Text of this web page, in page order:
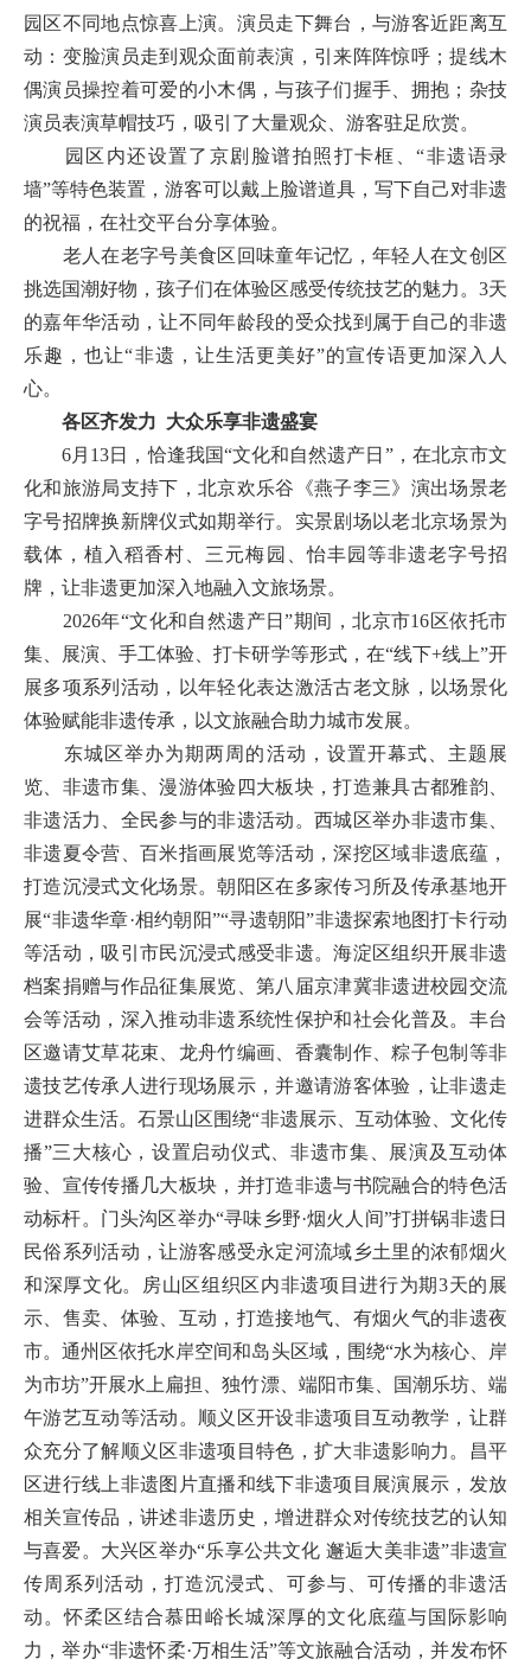
园区不同地点惊喜上演。演员走下舞台，与游客近距离互
动：变脸演员走到观众面前表演，引来阵阵惊呼；提线木
偶演员操控着可爱的小木偶，与孩子们握手、拥抱；杂技
演员表演草帽技巧，吸引了大量观众、游客驻足欣赏。
园区内还设置了京剧脸谱拍照打卡框、“非遗语录
墙”等特色装置，游客可以戴上脸谱道具，写下自己对非遗
的祝福，在社交平台分享体验。
老人在老字号美食区回味童年记忆，年轻人在文创区
挑选国潮好物，孩子们在体验区感受传统技艺的魅力。3天
的嘉年华活动，让不同年龄段的受众找到属于自己的非遗
乐趣，也让“非遗，让生活更美好”的宣传语更加深入人
心。
各区齐发力 大众乐享非遗盛宴
6月13日，恰逢我国“文化和自然遗产日”，在北京市文
化和旅游局支持下，北京欢乐谷《燕子李三》演出场景老
字号招牌换新牌仪式如期举行。实景剧场以老北京场景为
载体，植入稻香村、三元梅园、怡丰园等非遗老字号招
牌，让非遗更加深入地融入文旅场景。
2026年“文化和自然遗产日”期间，北京市16区依托市
集、展演、手工体验、打卡研学等形式，在“线下+线上”开
展多项系列活动，以年轻化表达激活古老文脉，以场景化
体验赋能非遗传承，以文旅融合助力城市发展。
东城区举办为期两周的活动，设置开幕式、主题展
览、非遗市集、漫游体验四大板块，打造兼具古都雅韵、
非遗活力、全民参与的非遗活动。西城区举办非遗市集、
非遗夏令营、百米指画展览等活动，深挖区域非遗底蕴，
打造沉浸式文化场景。朝阳区在多家传习所及传承基地开
展“非遗华章·相约朝阳”“寻遗朝阳”非遗探索地图打卡行动
等活动，吸引市民沉浸式感受非遗。海淀区组织开展非遗
档案捐赠与作品征集展览、第八届京津冀非遗进校园交流
会等活动，深入推动非遗系统性保护和社会化普及。丰台
区邀请艾草花束、龙舟竹编画、香囊制作、粽子包制等非
遗技艺传承人进行现场展示，并邀请游客体验，让非遗走
进群众生活。石景山区围绕“非遗展示、互动体验、文化传
播”三大核心，设置启动仪式、非遗市集、展演及互动体
验、宣传传播几大板块，并打造非遗与书院融合的特色活
动标杆。门头沟区举办“寻味乡野·烟火人间”打拼锅非遗日
民俗系列活动，让游客感受永定河流域乡土里的浓郁烟火
和深厚文化。房山区组织区内非遗项目进行为期3天的展
示、售卖、体验、互动，打造接地气、有烟火气的非遗夜
市。通州区依托水岸空间和岛头区域，围绕“水为核心、岸
为市坊”开展水上扁担、独竹漂、端阳市集、国潮乐坊、端
午游艺互动等活动。顺义区开设非遗项目互动教学，让群
众充分了解顺义区非遗项目特色，扩大非遗影响力。昌平
区进行线上非遗图片直播和线下非遗项目展演展示，发放
相关宣传品，讲述非遗历史，增进群众对传统技艺的认知
与喜爱。大兴区举办“乐享公共文化 邂逅大美非遗”非遗宣
传周系列活动，打造沉浸式、可参与、可传播的非遗活
动。怀柔区结合慕田峪长城深厚的文化底蕴与国际影响
力，举办“非遗怀柔·万相生活”等文旅融合活动，并发布怀